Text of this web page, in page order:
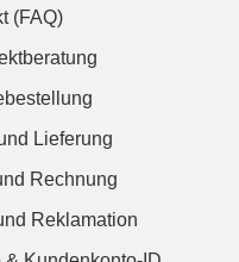
(FAQ)
Lieferung
Rechnung
Reklamation